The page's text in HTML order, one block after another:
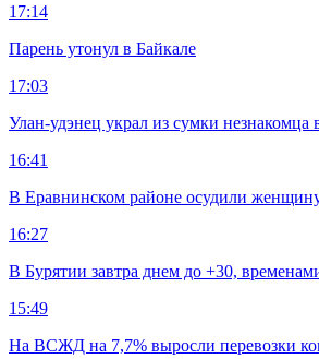
17:14
Парень утонул в Байкале
17:03
Улан-удэнец украл из сумки незнакомца
16:41
В Еравнинском районе осудили
16:27
В Бурятии завтра днем до +30,
15:49
На ВСЖД на 7,7% выросли перевозки